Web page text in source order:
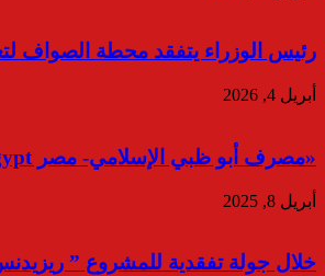
رئيس الوزراء يتفقد محطة الصواف
أبريل 4, 2026
«مصرف أبو ظبي الإسلامي- مصر ADIB-Egypt» يعزز التزامه بالاستدامة بالانضمام لـ”Chapter Zero بمصر
أبريل 8, 2025
خلال جولة تفقدية للمشروع ” ريزيدنس ” للتطوير تضخ ٧٥٠ مليون جنيه اعمال